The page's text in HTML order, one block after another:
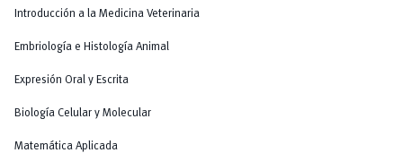
Introducción a la Medicina Veterinaria
Embriología e Histología Animal
Expresión Oral y Escrita
Biología Celular y Molecular
Matemática Aplicada